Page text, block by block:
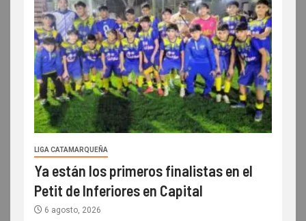
LIGA CATAMARQUEÑA
Ya están los primeros finalistas en el
Petit de Inferiores en Capital
6 agosto, 2026